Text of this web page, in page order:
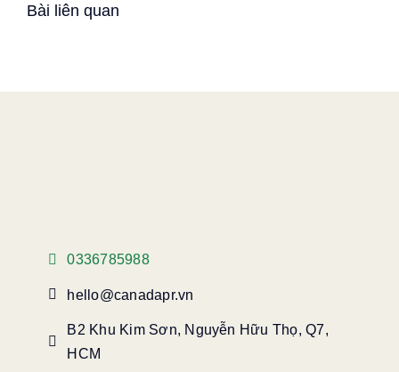
Bài liên quan
0336785988
hello@canadapr.vn
B2 Khu Kim Sơn, Nguyễn Hữu Thọ, Q7,
HCM